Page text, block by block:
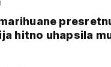
hitno uhapsila